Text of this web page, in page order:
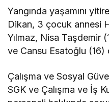
Yangında yaşamını
Dikan, 3 çocuk annesi
Yılmaz, Nisa Taşdemir
ve Cansu Esatoğlu (16)
Çalışma ve Sosyal
SGK ve Çalışma ve İş